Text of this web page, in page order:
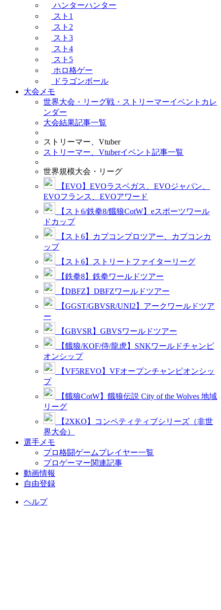
ハンターハンター
スト1
スト2
スト3
スト4
スト5
ホロ格ゲー
ドラゴンボール
大会メモ
世界大会・リーグ戦・ストリーマーイベントカレ
ンダー
大会結果記事一覧
ストリーマー、Vtuber
ストリーマー、Vtuberイベント記事一覧
世界規模大会・リーグ
【EVO】EVOラスベガス、EVOジャパン、
EVOフランス、EVOアワード
【スト6/鉄拳8/餓狼CotW】eスポーツワール
ドカップ
【スト6】カプコンプロツアー、カプコンカ
ップ
【スト6】ストリートファイターリーグ
【鉄拳8】鉄拳ワールドツアー
【DBFZ】DBFZワールドツアー
【GGST/GBVSR/UNI2】アークワールドツア
ー
【GBVSR】GBVSワールドツアー
【餓狼/KOF/侍/龍虎】SNKワールドチャンピ
オンシップ
【VF5REVO】VFオープンチャンピオンシッ
プ
【餓狼CotW】餓狼伝説 City of the Wolves 地域
リーグ
【2XKO】コンペティティブシリーズ（非世
界大会）
選手メモ
プロ格闘ゲームプレイヤー一覧
プロゲーマー関連記事
動画情報
自由登録
ヘルプ